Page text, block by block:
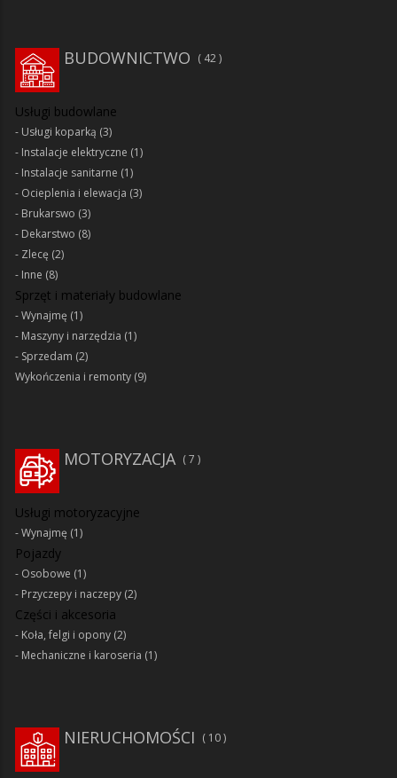
BUDOWNICTWO 42
Usługi budowlane
Usługi koparką (3)
Instalacje elektryczne (1)
Instalacje sanitarne (1)
Ocieplenia i elewacja (3)
Brukarswo (3)
Dekarstwo (8)
Zlecę (2)
Inne (8)
Sprzęt i materiały budowlane
Wynajmę (1)
Maszyny i narzędzia (1)
Sprzedam (2)
Wykończenia i remonty (9)
MOTORYZACJA 7
Usługi motoryzacyjne
Wynajmę (1)
Pojazdy
Osobowe (1)
Przyczepy i naczepy (2)
Części i akcesoria
Koła, felgi i opony (2)
Mechaniczne i karoseria (1)
NIERUCHOMOŚCI 10